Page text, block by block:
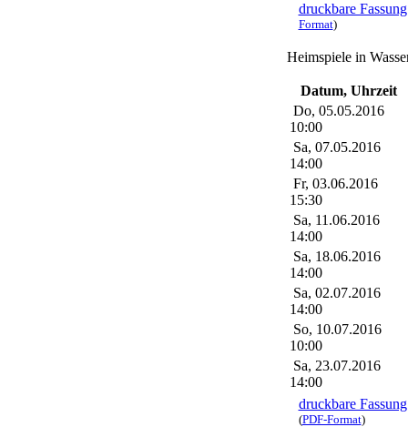
druckbare
Format)
Heimspiele in
Datum, Uhrzeit
Do, 05.05.2016
10:00
Sa, 07.05.2016
14:00
Fr, 03.06.2016
15:30
Sa, 11.06.2016
14:00
Sa, 18.06.2016
14:00
Sa, 02.07.2016
14:00
So, 10.07.2016
10:00
Sa, 23.07.2016
14:00
druckbare
(PDF-Format)